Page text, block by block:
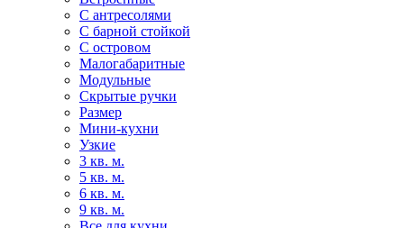
С антресолями
С барной стойкой
С островом
Малогабаритные
Модульные
Скрытые ручки
Размер
Мини-кухни
Узкие
3 кв. м.
5 кв. м.
6 кв. м.
9 кв. м.